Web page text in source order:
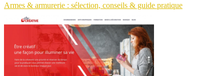
Armes & armurerie : sélection, conseils & guide pratique